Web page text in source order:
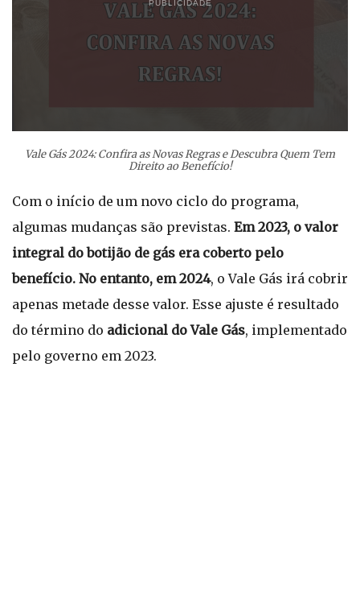
PUBLICIDADE
Vale Gás 2024: Confira as Novas Regras e Descubra Quem Tem
Direito ao Benefício!
Com o início de um novo ciclo do programa,
algumas mudanças são previstas. Em 2023, o valor
integral do botijão de gás era coberto pelo
benefício. No entanto, em 2024, o Vale Gás irá cobrir
apenas metade desse valor. Esse ajuste é resultado
do término do adicional do Vale Gás, implementado
pelo governo em 2023.